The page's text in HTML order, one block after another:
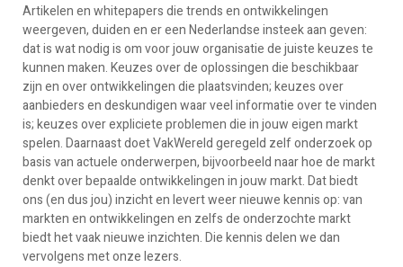
Artikelen en whitepapers die trends en ontwikkelingen
weergeven, duiden en er een Nederlandse insteek aan geven:
dat is wat nodig is om voor jouw organisatie de juiste keuzes te
kunnen maken. Keuzes over de oplossingen die beschikbaar
zijn en over ontwikkelingen die plaatsvinden; keuzes over
aanbieders en deskundigen waar veel informatie over te vinden
is; keuzes over expliciete problemen die in jouw eigen markt
spelen. Daarnaast doet VakWereld geregeld zelf onderzoek op
basis van actuele onderwerpen, bijvoorbeeld naar hoe de markt
denkt over bepaalde ontwikkelingen in jouw markt. Dat biedt
ons (en dus jou) inzicht en levert weer nieuwe kennis op: van
markten en ontwikkelingen en zelfs de onderzochte markt
biedt het vaak nieuwe inzichten. Die kennis delen we dan
vervolgens met onze lezers.